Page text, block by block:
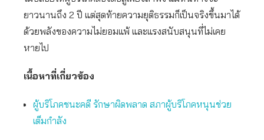
ยาวนานถึง 2 ปี แต่สุดท้ายความยุติธรรมก็เป็นจริงขึ้นมาได้
ด้วยพลังของความไม่ยอมแพ้ และแรงสนับสนุนที่ไม่เคย
หายไป
เนื้อหาที่เกี่ยวข้อง
ผู้บริโภคชนะคดี รักษาผิดพลาด สภาผู้บริโภคหนุนช่วย
เต็มกำลัง